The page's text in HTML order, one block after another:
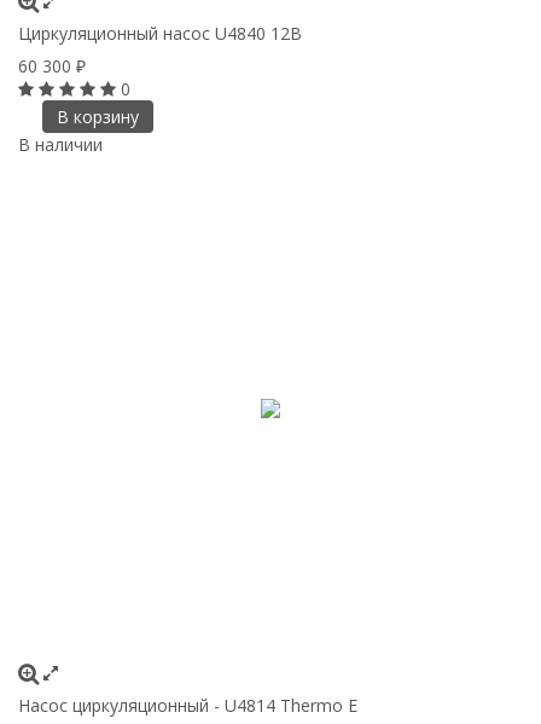
Циркуляционный насос U4840 12В
60 300 ₽
0
В корзину
В наличии
Насос циркуляционный - U4814 Thermo E